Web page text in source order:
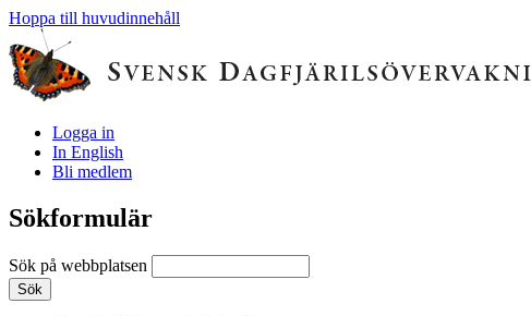
Hoppa till huvudinnehåll
Logga in
In English
Bli medlem
Sökformulär
Sök på webbplatsen